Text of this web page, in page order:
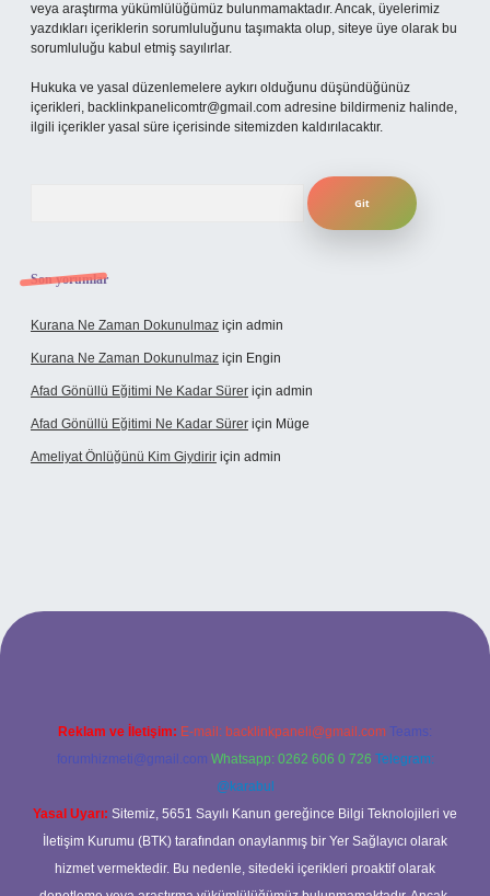
veya araştırma yükümlülüğümüz bulunmamaktadır. Ancak, üyelerimiz
yazdıkları içeriklerin sorumluluğunu taşımakta olup, siteye üye olarak bu
sorumluluğu kabul etmiş sayılırlar.
Hukuka ve yasal düzenlemelere aykırı olduğunu düşündüğünüz
içerikleri, backlinkpanelicomtr@gmail.com adresine bildirmeniz halinde,
ilgili içerikler yasal süre içerisinde sitemizden kaldırılacaktır.
Son yorumlar
Kurana Ne Zaman Dokunulmaz için admin
Kurana Ne Zaman Dokunulmaz için Engin
Afad Gönüllü Eğitimi Ne Kadar Sürer için admin
Afad Gönüllü Eğitimi Ne Kadar Sürer için Müge
Ameliyat Önlüğünü Kim Giydirir için admin
giriş
Reklam ve İletişim: E-mail: backlinkpaneli@gmail.com Teams:
forumhizmeti@gmail.com Whatsapp: 0262 606 0 726 Telegram:
@karabul
Yasal Uyarı: Sitemiz, 5651 Sayılı Kanun gereğince Bilgi Teknolojileri ve
İletişim Kurumu (BTK) tarafından onaylanmış bir Yer Sağlayıcı olarak
hizmet vermektedir. Bu nedenle, sitedeki içerikleri proaktif olarak